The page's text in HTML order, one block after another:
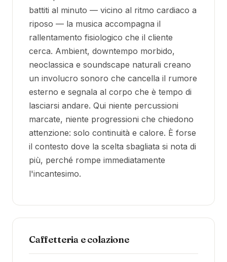
battiti al minuto — vicino al ritmo cardiaco a
riposo — la musica accompagna il
rallentamento fisiologico che il cliente
cerca. Ambient, downtempo morbido,
neoclassica e soundscape naturali creano
un involucro sonoro che cancella il rumore
esterno e segnala al corpo che è tempo di
lasciarsi andare. Qui niente percussioni
marcate, niente progressioni che chiedono
attenzione: solo continuità e calore. È forse
il contesto dove la scelta sbagliata si nota di
più, perché rompe immediatamente
l'incantesimo.
Caffetteria e colazione